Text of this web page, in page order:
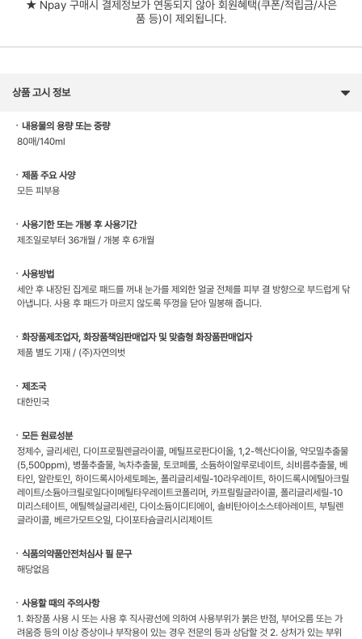
★ Npay 구매시 결제정보가 연동되지 않아 회원혜택(쿠폰/적립금/사은
품 등)이 제외됩니다.
상품 고시 정보
ㆍ내용물의 용량 또는 중량
80매/140ml
ㆍ제품 주요 사양
모든 피부용
ㆍ사용기한 또는 개봉 후 사용기간
제조일로부터 36개월 / 개봉 후 6개월
ㆍ사용방법
세안 후 내장된 집게로 패드를 꺼내 눈가를 제외한 얼굴 전체를 피부 결 방향으로 부드럽게 닦
아냅니다. 사용 후 패드가 마르지 않도록 뚜껑을 닫아 밀봉해 줍니다.
ㆍ화장품제조업자, 화장품책임판매업자 및 맞춤형 화장품판매업자
제품 별도 기재 / (주)자연의벗
ㆍ제조국
대한민국
ㆍ모든 원료성분
정제수, 글리세린, 다이프로필렌글라이콜, 메틸프로판다이올, 1,2-헥산다이올, 약모밀추출물
(5,500ppm), 병풀추출물, 녹차추출물, 토코페롤, 소듐하이알루로네이트, 쇠비름추출물, 베
타인, 알란토인, 하이드록시아세토페논, 폴리글리세릴-10라우레이트, 하이드록시에틸아크릴
레이트/소듐아크릴로일다이메틸타우레이트코폴리머, 카프릴릴글라이콜, 폴리글리세릴-10
미리스테이트, 에틸헥실글리세린, 다이소듐이디티에이, 솔비탄아이소스테아레이트, 부틸렌
글라이콜, 베르가모트오일, 다이포타슘글리시리제이트
ㆍ식품의약품안전처심사 필 문구
해당없음
ㆍ사용할 때의 주의사항
1. 화장품 사용 시 또는 사용 후 직사광선에 의하여 사용부위가 붉은 반점, 부어오름 또는 가
려움증 등의 이상 증상이나 부작용이 있는 경우 전문의 등과 상담할 것 2. 상처가 있는 부위